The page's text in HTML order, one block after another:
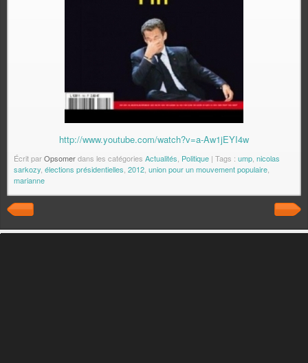
http://www.youtube.com/watch?v=a-Aw1jEYI4w
Écrit parOpsomerdans les catégories Actualités Politique | Tags : ump nicolas
sarkozy élections présidentielles 2012 union pour un mouvement populaire
marianne